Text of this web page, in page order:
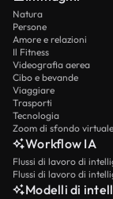
Natura
Persone
Amore e relazioni
Il Fitness
Videografia aerea
Cibo e bevande
Viaggiare
Trasporti
Tecnologia
Zoom di sfondo virtuale
Workflow IA
Flussi di lavoro di
Modelli di